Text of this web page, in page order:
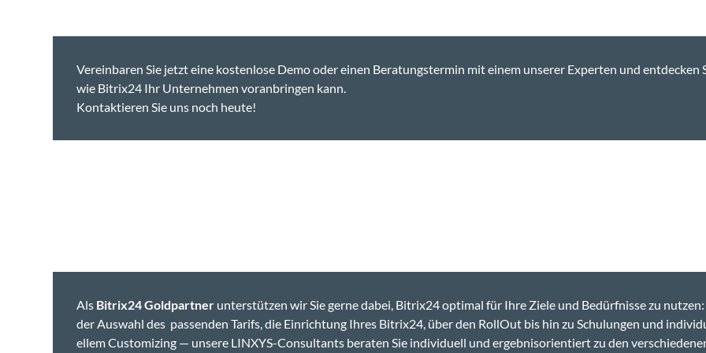
Vere­in­baren Sie jet­zt eine kosten­lose Demo oder einen Beratung­ster­min mit einem unser­er Experten und ent­deck­en
wie Bitrix24 Ihr Unternehmen voran­brin­gen kann.
Kon­tak­tieren Sie uns noch heute!
Als Bitrix24 Gold­part­ner unter­stützen wir Sie gerne dabei, Bitrix24 opti­mal für Ihre Ziele und Bedürfnisse zu nutzen:
der Auswahl des passenden Tar­ifs, die Ein­rich­tung Ihres Bitrix24, über den Roll­Out bis hin zu Schu­lun­gen und
ellem Cus­tomiz­ing — unsere LINXYS-Con­sul­tants berat­en Sie indi­vidu­ell und ergeb­nisori­en­tiert zu den